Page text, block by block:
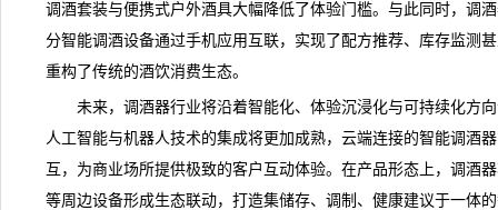
调酒套装与便携式户外酒具大幅降低了体验门槛。与此同时， 调
分智能调酒设备通过手机应用互联，实现了配方推荐、库存监测
重构了传统的酒饮消费生态。
未来，调酒器行业将沿着智能化、体验沉浸化与可持续化方
人工智能与机器人技术的集成将更加成熟，云端连接的智能调酒
互，为商业场所提供极致的客户互动体验。在产品形态上，调酒
等周边设备形成生态联动，打造集储存、调制、健康建议于一体